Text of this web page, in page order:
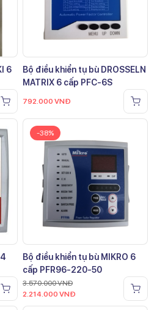
6
Bộ điều khiển tụ bù DROSSELN
MATRIX 6 cấp PFC-6S
792.000 VNĐ
-38%
Bộ điều khiển tụ bù MIKRO 6
cấp PFR96-220-50
3.570.000VNĐ
2.214.000 VNĐ